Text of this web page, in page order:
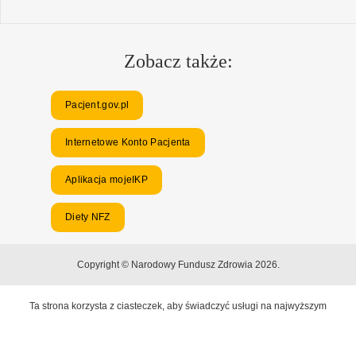
Zobacz także:
Pacjent.gov.pl
Internetowe Konto Pacjenta
Aplikacja mojeIKP
Diety NFZ
Copyright © Narodowy Fundusz Zdrowia 2026.
Ta strona korzysta z ciasteczek, aby świadczyć usługi na najwyższym